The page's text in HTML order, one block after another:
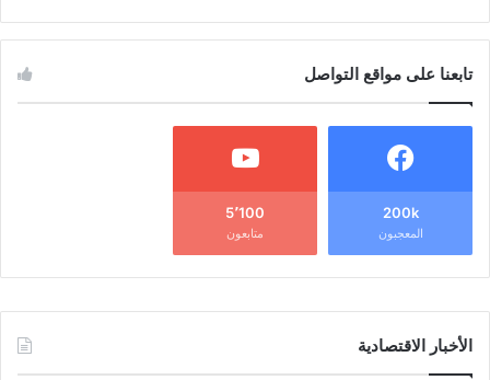
تابعنا على مواقع التواصل
200k
المعجبون
5٬100
متابعون
الأخبار الاقتصادية